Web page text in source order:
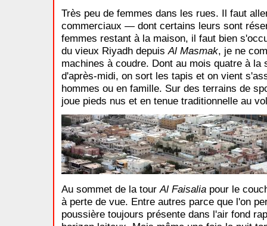
Très peu de femmes dans les rues. Il faut
commerciaux — dont certains leurs sont
femmes restant à la maison, il faut bien
du vieux Riyadh depuis Al Masmak, je ne
machines à coudre. Dont au mois quatre à
d'après-midi, on sort les tapis et on vient
hommes ou en famille. Sur des terrains de
joue pieds nus et en tenue traditionnelle au
Au sommet de la tour Al Faisalia pour le
à perte de vue. Entre autres parce que l'on
poussière toujours présente dans l'air fond